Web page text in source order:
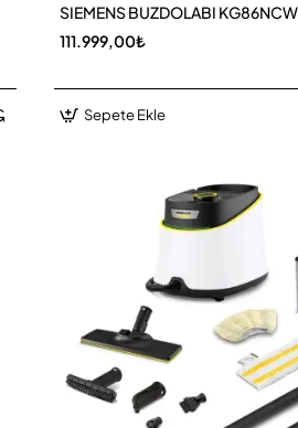
SIEMENS BUZDOLABI
111.999,00₺
Sepete Ekle